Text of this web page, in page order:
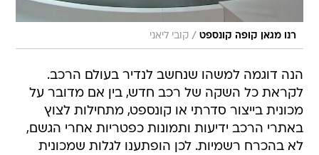
רנו מגאן קופה קונספט / קובי ליאני
הנה דוגמה למשהו שנחשב לנדיר בעולם הרכב.
לקראת כל השקה של רכב חדש, בין אם מדובר על
מכונית בייצור סדרתי או קונספט, מתחילות לצוץ
באתרי הרכב ידיעות ותמונות כפטריות אחרי הגשם,
לא בהכרח רשמיות. לכן הופתענו לגלות שמכונית